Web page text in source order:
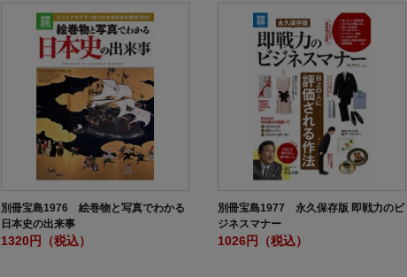
別冊宝島1976 絵巻物と写真でわかる
日本史の出来事
1320円（税込）
別冊宝島1977 永久保存版 即戦力のビ
ジネスマナー
1026円（税込）